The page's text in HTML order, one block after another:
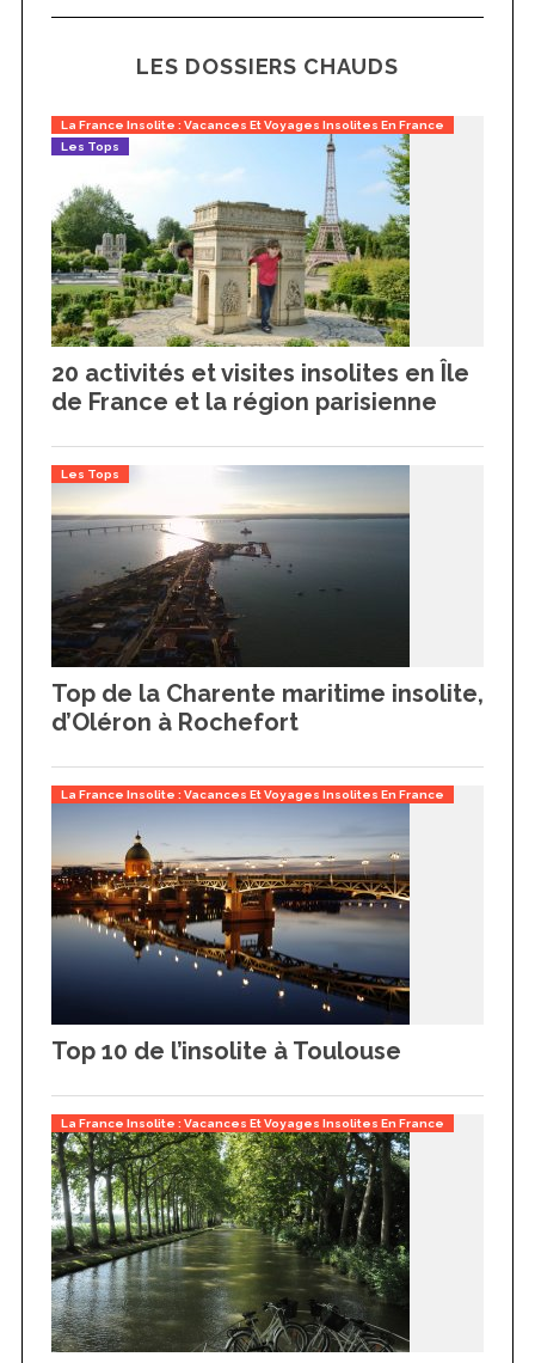
LES DOSSIERS CHAUDS
La France Insolite : Vacances Et Voyages Insolites En France
Les Tops
20 activités et visites insolites en Île
de France et la région parisienne
Les Tops
Top de la Charente maritime insolite,
d’Oléron à Rochefort
La France Insolite : Vacances Et Voyages Insolites En France
Top 10 de l’insolite à Toulouse
La France Insolite : Vacances Et Voyages Insolites En France